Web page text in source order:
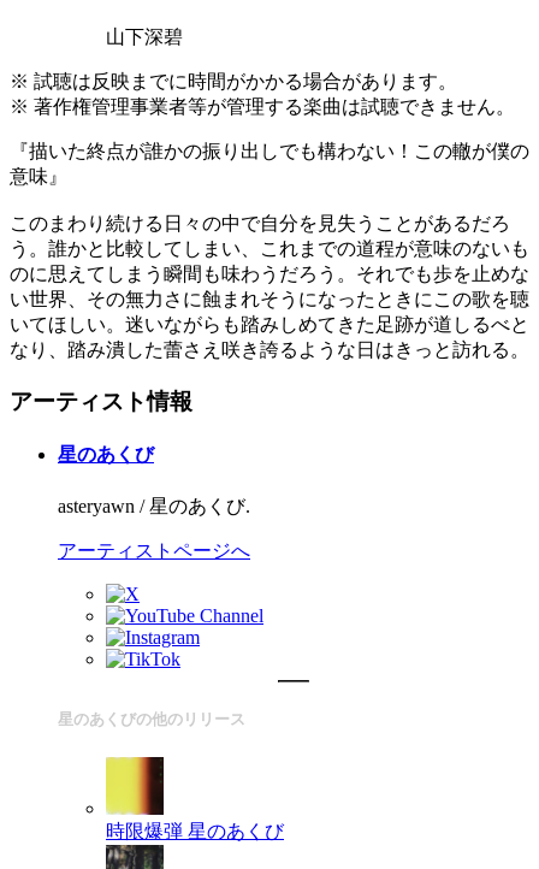
山下深碧
※ 試聴は反映までに時間がかかる場合があります。
※ 著作権管理事業者等が管理する楽曲は試聴できません。
『描いた終点が誰かの振り出しでも構わない！この轍が僕の
意味』
このまわり続ける日々の中で自分を見失うことがあるだろ
う。誰かと比較してしまい、これまでの道程が意味のないも
のに思えてしまう瞬間も味わうだろう。それでも歩を止めな
い世界、その無力さに蝕まれそうになったときにこの歌を聴
いてほしい。迷いながらも踏みしめてきた足跡が道しるべと
なり、踏み潰した蕾さえ咲き誇るような日はきっと訪れる。
アーティスト情報
星のあくび
asteryawn / 星のあくび.
アーティストページへ
星のあくびの他のリリース
時限爆弾 星のあくび